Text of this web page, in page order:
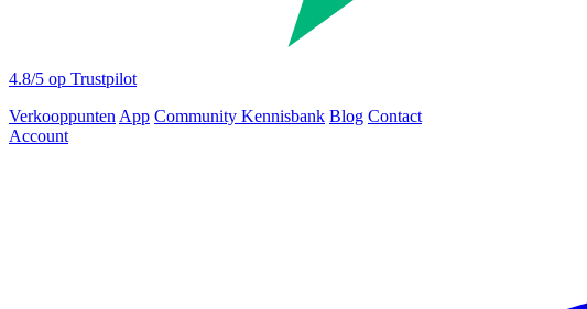
4.8/5 op Trustpilot
VerkooppuntenApp Community Kennisbank Blog Contact
Account